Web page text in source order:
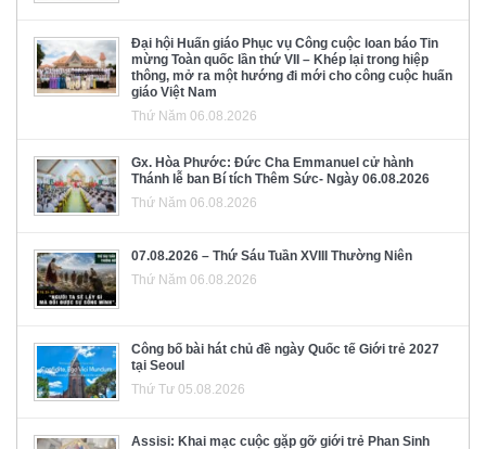
Đại hội Huấn giáo Phục vụ Công cuộc loan báo Tin
mừng Toàn quốc lần thứ VII – Khép lại trong hiệp
thông, mở ra một hướng đi mới cho công cuộc huấn
giáo Việt Nam
Thứ Năm 06.08.2026
Gx. Hòa Phước: Đức Cha Emmanuel cử hành
Thánh lễ ban Bí tích Thêm Sức- Ngày 06.08.2026
Thứ Năm 06.08.2026
07.08.2026 – Thứ Sáu Tuần XVIII Thường Niên
Thứ Năm 06.08.2026
Công bố bài hát chủ đề ngày Quốc tế Giới trẻ 2027
tại Seoul
Thứ Tư 05.08.2026
Assisi: Khai mạc cuộc gặp gỡ giới trẻ Phan Sinh